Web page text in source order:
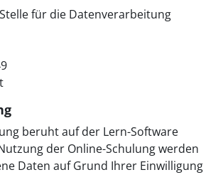
für die Datenverarbeitung
beruht auf der Lern-Software
der Online-Schulung werden
Daten auf Grund Ihrer Einwilligung